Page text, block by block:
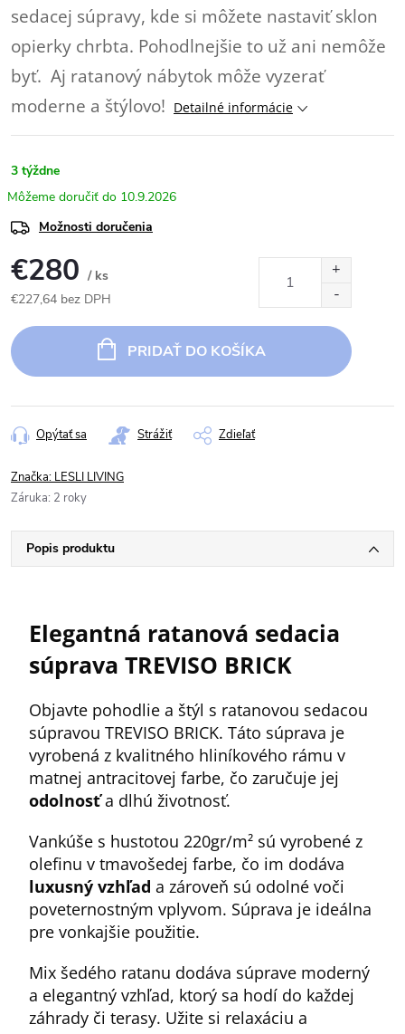
sedacej súpravy, kde si môžete nastaviť sklon
opierky chrbta. Pohodlnejšie to už ani nemôže
byť. Aj ratanový nábytok môže vyzerať
moderne a štýlovo! Detailné informácie
3 týždne
10.9.2026
Možnosti doručenia
€280 / ks
€227,64 bez DPH
cena:
PRIDAŤ DO KOŠÍKA
Opýtať sa Strážiť Zdieľať
Značka: LESLI LIVING
Záruka: 2 roky
Popis produktu
Elegantná ratanová sedacia
súprava TREVISO BRICK
Objavte pohodlie a štýl s ratanovou sedacou
súpravou TREVISO BRICK. Táto súprava je
vyrobená z kvalitného hliníkového rámu v
matnej antracitovej farbe, čo zaručuje jej
odolnosťa dlhú životnosť.
Vankúše s hustotou 220gr/m² sú vyrobené z
olefinu v tmavošedej farbe, čo im dodáva
luxusný vzhľad a zároveň sú odolné voči
poveternostným vplyvom. Súprava je ideálna
pre vonkajšie použitie.
Mix šedého ratanu dodáva súprave moderný
a elegantný vzhľad, ktorý sa hodí do každej
záhrady či terasy. Užite si relaxáciu a